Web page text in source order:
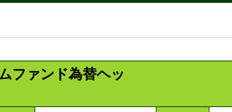
ファンド為替ヘッ